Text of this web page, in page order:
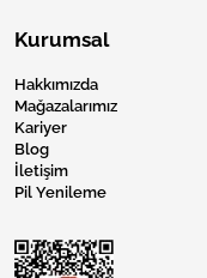
Kurumsal
Hakkımızda
Mağazalarımız
Kariyer
Blog
İletişim
Pil Yenileme